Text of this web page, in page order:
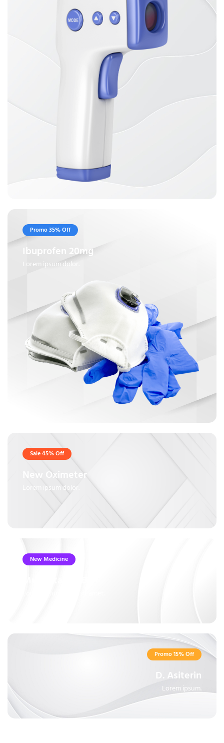
Promo 35% Off
Ibuprofen 20mg
Lorem ipsum dolor.
Sale 45% Off
New Oximeter
Lorem ipsum dolor.
New Medicine
Promo 15% Off
D. Asiterin
Lorem ipsum.